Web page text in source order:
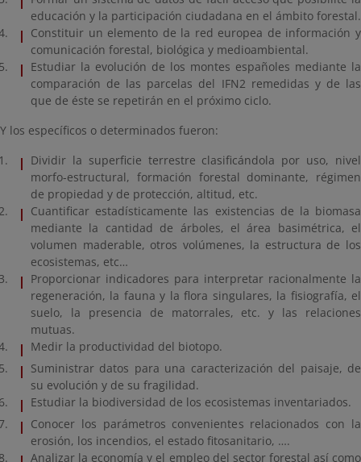
educación y la participación ciudadana en el ámbito forestal.
Constituir un elemento de la red europea de información y
comunicación forestal, biológica y medioambiental.
Estudiar la evolución de los montes españoles mediante la
comparación de las parcelas del IFN2 remedidas y de las
que de éste se repetirán en el próximo ciclo.
Y los específicos o determinados fueron:
Dividir la superficie terrestre clasificándola por uso, nivel
morfo-estructural, formación forestal dominante, régimen
de propiedad y de protección, altitud, etc.
Cuantificar estadísticamente las existencias de la biomasa
mediante la cantidad de árboles, el área basimétrica, el
volumen maderable, otros volúmenes, la estructura de los
ecosistemas, etc…
Proporcionar indicadores para interpretar racionalmente la
regeneración, la fauna y la flora singulares, la fisiografía, el
suelo, la presencia de matorrales, etc. y las relaciones
mutuas.
Medir la productividad del biotopo.
Suministrar datos para una caracterización del paisaje, de
su evolución y de su fragilidad.
Estudiar la biodiversidad de los ecosistemas inventariados.
Conocer los parámetros convenientes relacionados con la
erosión, los incendios, el estado fitosanitario, ….
Analizar la economía y el empleo del sector forestal así como